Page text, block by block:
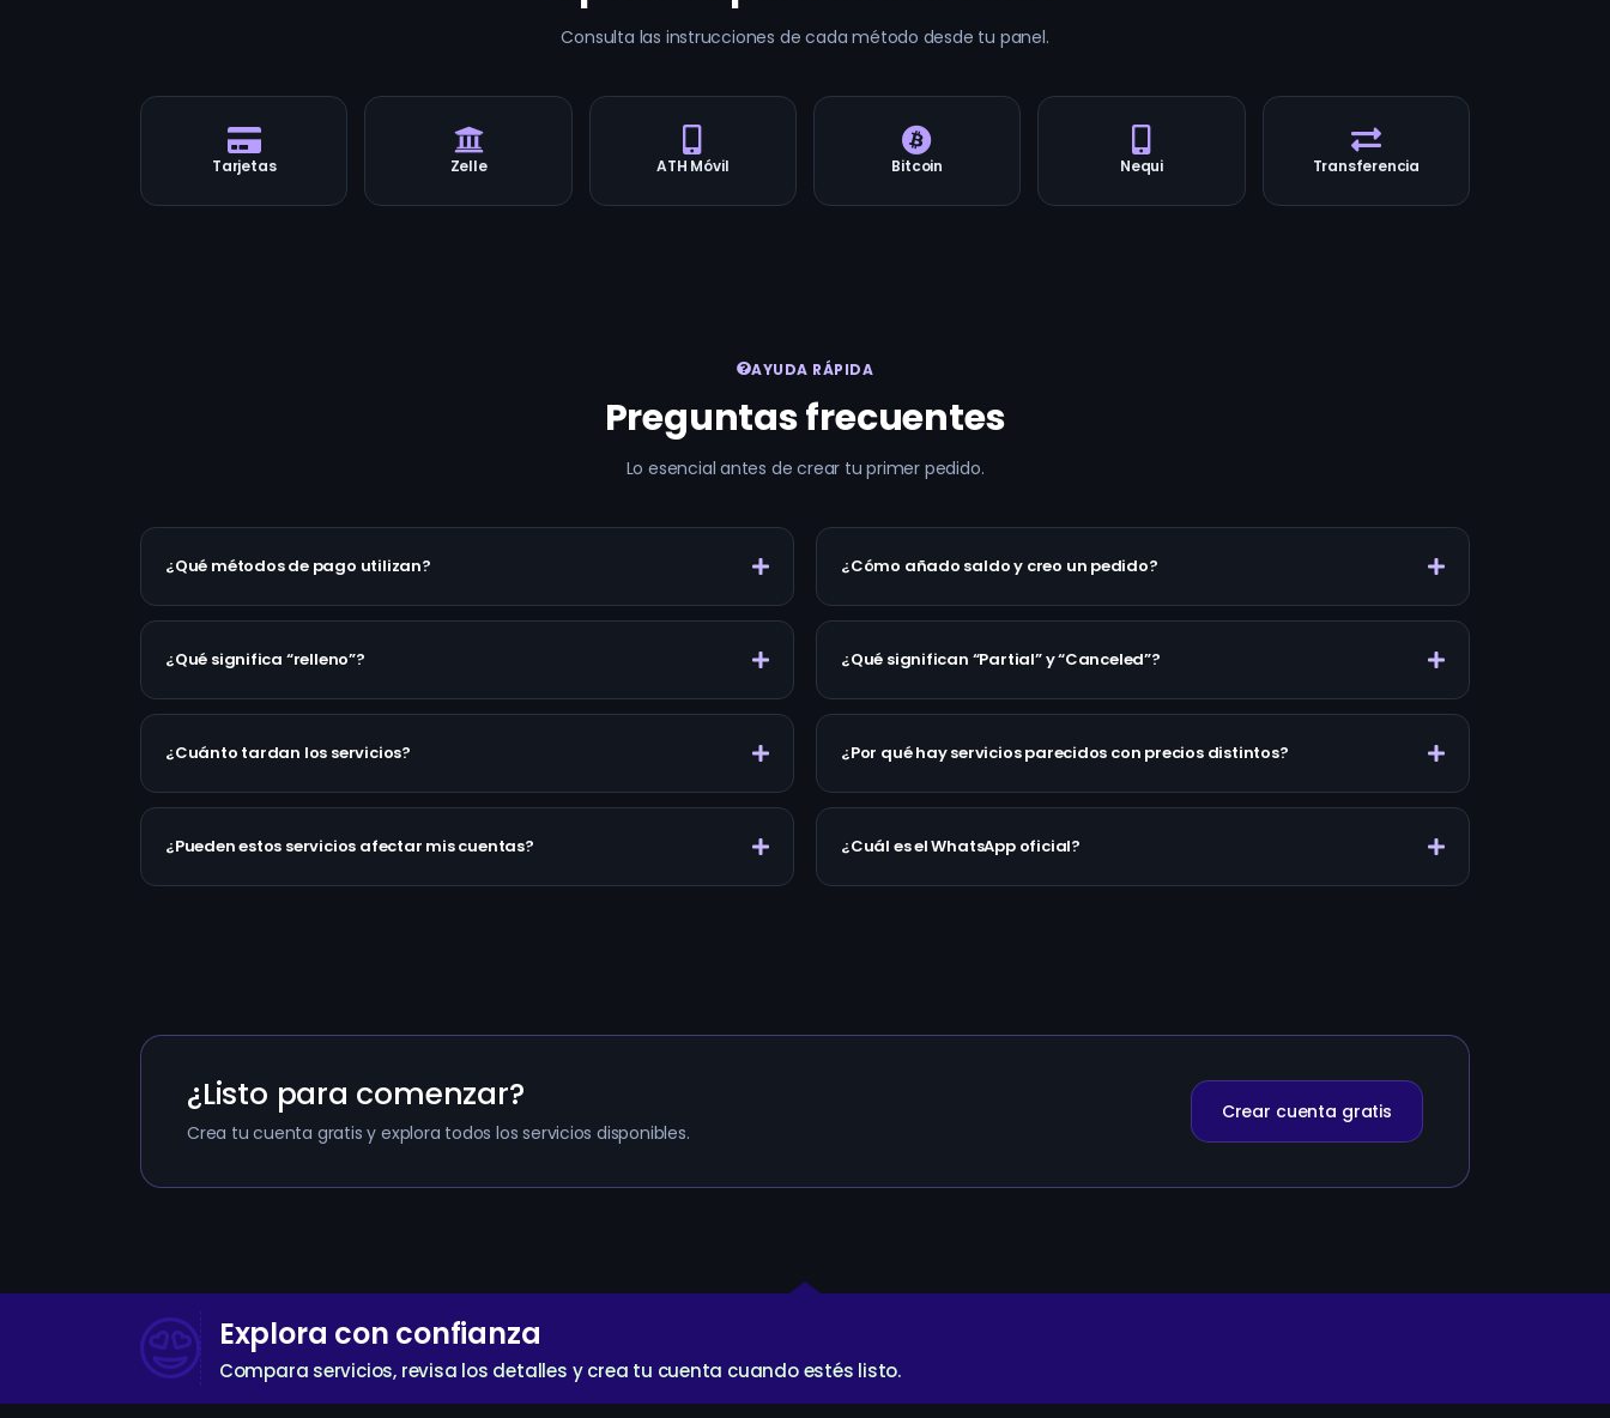
Consulta las instrucciones de cada método desde tu panel.
Tarjetas Zelle ATH Móvil Bitcoin Nequi Transferencia
AYUDA RÁPIDA
Preguntas frecuentes
Lo esencial antes de crear tu primer pedido.
¿Qué métodos de pago utilizan? ¿Cómo añado saldo y creo un pedido?
¿Qué significa “relleno”? ¿Qué significan “Partial” y “Canceled”?
¿Cuánto tardan los servicios? ¿Por qué hay servicios parecidos con precios distintos?
¿Pueden estos servicios afectar mis cuentas? ¿Cuál es el WhatsApp oficial?
¿Listo para comenzar?
Crea tu cuenta gratis y explora todos los servicios disponibles.
Crear cuenta gratis
Explora con confianza
Compara servicios, revisa los detalles y crea tu cuenta cuando estés listo.